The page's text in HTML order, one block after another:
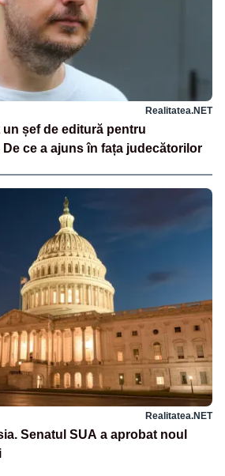
Realitatea.NET
șef de editură pentru
De ce a ajuns în fața judecătorilor
Realitatea.NET
Senatul SUA a aprobat noul